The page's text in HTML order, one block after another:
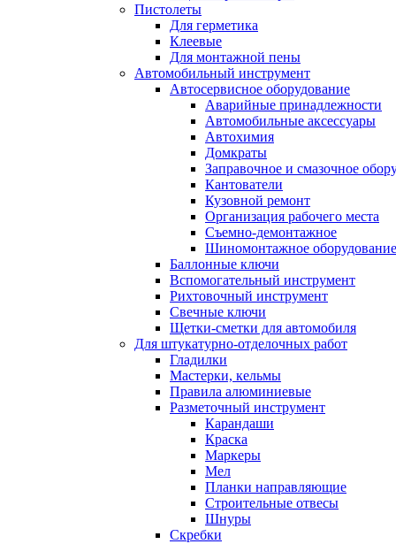
Пистолеты
Для герметика
Клеевые
Для монтажной пены
Автомобильный инструмент
Автосервисное оборудование
Аварийные принадлежности
Автомобильные аксессуары
Автохимия
Домкраты
Заправочное и смазочное
Кантователи
Кузовной ремонт
Организация рабочего места
Съемно-демонтажное
Шиномонтажное оборудование
Баллонные ключи
Вспомогательный инструмент
Рихтовочный инструмент
Свечные ключи
Щетки-сметки для автомобиля
Для штукатурно-отделочных работ
Гладилки
Мастерки, кельмы
Правила алюминиевые
Разметочный инструмент
Карандаши
Краска
Маркеры
Мел
Планки направляющие
Строительные отвесы
Шнуры
Скребки